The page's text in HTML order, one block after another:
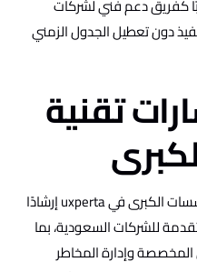
كفريق دعم فني لشركات
دون تعطيل الجدول الزمني
تقنية
توفر خدمات استشارات تقنية للمؤسسات الكبرى في uxperta إرشادًا
للشركات السعودية، بما
وإدارة المخاطر